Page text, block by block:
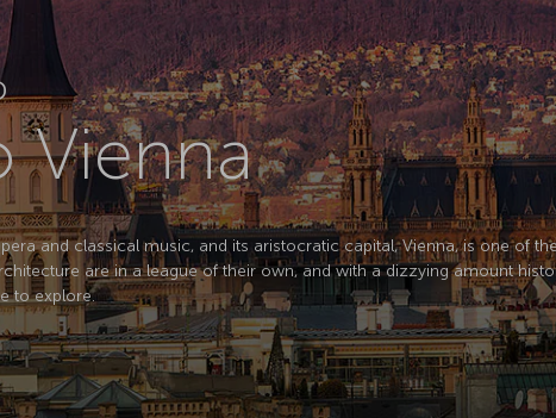
Vienna
and classical music, and its aristocratic capital, Vienna, is one of
are in a league of their own, and with a dizzying amount
to explore.